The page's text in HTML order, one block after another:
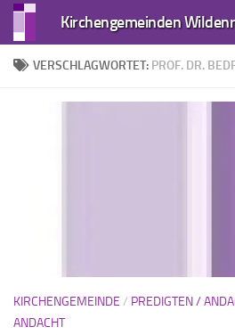
Zum Inhalt springen
VERSCHLAGWORTET: PROF. DR.
KIRCHENGEMEINDE / PREDIGTEN /
ANDACHT